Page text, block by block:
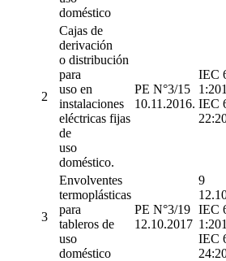
doméstico
2
Cajas de
derivación
o distribución
para
uso en
instalaciones
eléctricas fijas
de
uso
doméstico.
PE N°3/15
10.11.2016.
IEC
IEC
3
Envolventes
termoplásticas
para
tableros de
uso
doméstico
PE N°3/19
12.10.2017
9
IEC
IEC